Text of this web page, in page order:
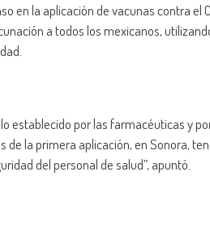
en la aplicación de vacunas contra el
a todos los mexicanos,
establecido por las farmacéuticas y
de la primera aplicación, en Sonora,
del personal de salud”, apuntó.